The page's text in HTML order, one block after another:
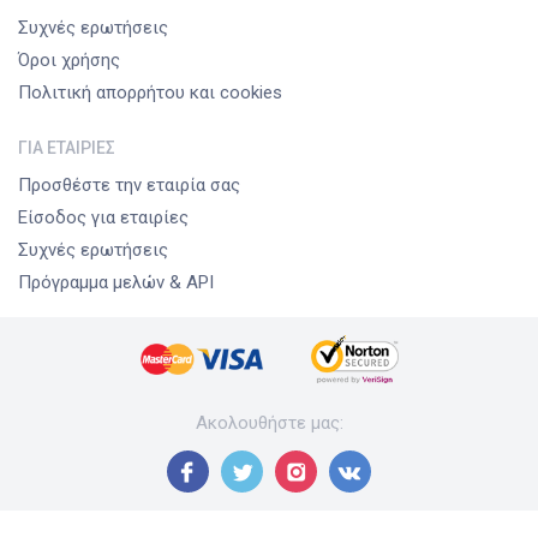
Συχνές ερωτήσεις
Όροι χρήσης
Πολιτική απορρήτου και cookies
ΓΙΑ ΕΤΑΙΡΊΕΣ
Προσθέστε την εταιρία σας
Είσοδος για εταιρίες
Συχνές ερωτήσεις
Πρόγραμμα μελών & API
Ακολουθήστε μας: